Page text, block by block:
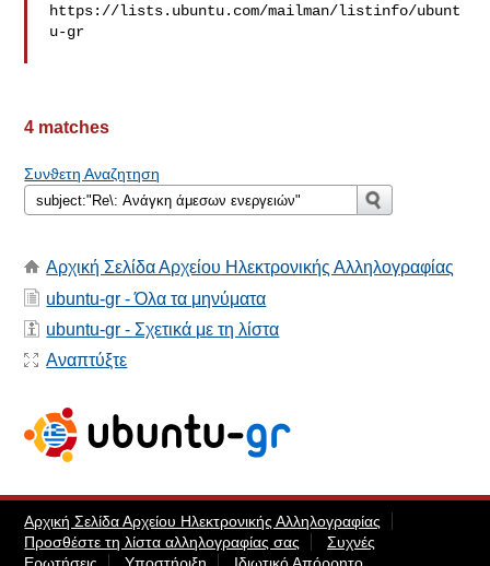
https://lists.ubuntu.com/mailman/listinfo/ubunt
u-gr
4 matches
Συνϑετη Αναζητηση
Αρχική Σελίδα Αρχείου Ηλεκτρονικής Αλληλογραφίας
ubuntu-gr - Όλα τα μηνύματα
ubuntu-gr - Σχετικά με τη λίστα
Αναπτύξτε
Αρχική Σελίδα Αρχείου Ηλεκτρονικής Αλληλογραφίας
Προσθέστε τη λίστα αλληλογραφίας σας
Συχνές
Ερωτήσεις
Υποστήριξη Ιδιωτικό Απόρρητο